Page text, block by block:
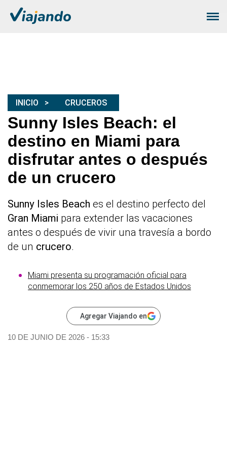
INICIO CRUCEROS
Sunny Isles Beach: el
destino en Miami para
disfrutar antes o después
de un crucero
Sunny Isles Beach es el destino perfecto del
Gran Miami para extender las vacaciones
antes o después de vivir una travesía a bordo
de un crucero.
Miami presenta su programación oficial para
conmemorar los 250 años de Estados Unidos
Agregar Viajando en
10 DE JUNIO DE 2026 - 15:33